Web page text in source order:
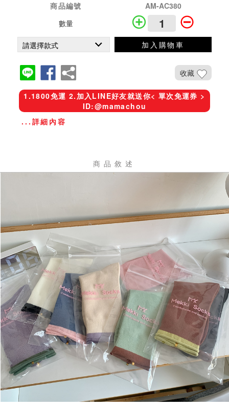
商品編號
AM-AC380
數量
加入購物車
收藏
1.1800免運 2.加入LINE好友就送你< 單次免運券 >
ID:@mamachou
...詳細內容
商品敘述